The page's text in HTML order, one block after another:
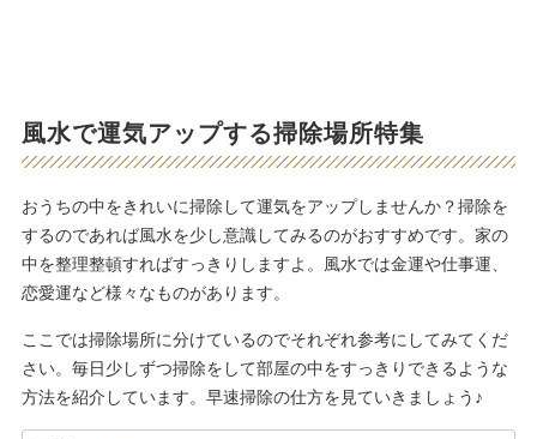
風水で運気アップする掃除場所特集
おうちの中をきれいに掃除して運気をアップしませんか？掃除を
するのであれば風水を少し意識してみるのがおすすめです。家の
中を整理整頓すればすっきりしますよ。風水では金運や仕事運、
恋愛運など様々なものがあります。
ここでは掃除場所に分けているのでそれぞれ参考にしてみてくだ
さい。毎日少しずつ掃除をして部屋の中をすっきりできるような
方法を紹介しています。早速掃除の仕方を見ていきましょう♪